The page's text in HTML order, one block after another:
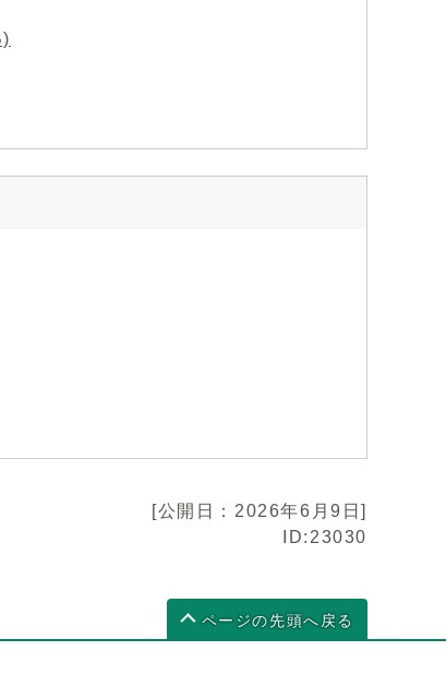
[公開日：2026年6月9日]
ID:23030
ページの先頭へ戻る